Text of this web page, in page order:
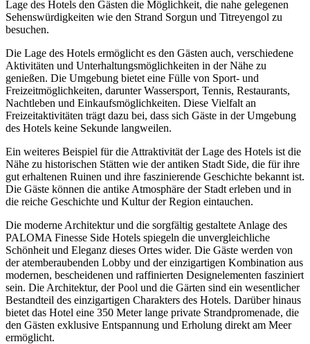
Lage des Hotels den Gästen die Möglichkeit, die nahe gelegenen
Sehenswürdigkeiten wie den Strand Sorgun und Titreyengol zu
besuchen.
Die Lage des Hotels ermöglicht es den Gästen auch, verschiedene
Aktivitäten und Unterhaltungsmöglichkeiten in der Nähe zu
genießen. Die Umgebung bietet eine Fülle von Sport- und
Freizeitmöglichkeiten, darunter Wassersport, Tennis, Restaurants,
Nachtleben und Einkaufsmöglichkeiten. Diese Vielfalt an
Freizeitaktivitäten trägt dazu bei, dass sich Gäste in der Umgebung
des Hotels keine Sekunde langweilen.
Ein weiteres Beispiel für die Attraktivität der Lage des Hotels ist die
Nähe zu historischen Stätten wie der antiken Stadt Side, die für ihre
gut erhaltenen Ruinen und ihre faszinierende Geschichte bekannt ist.
Die Gäste können die antike Atmosphäre der Stadt erleben und in
die reiche Geschichte und Kultur der Region eintauchen.
Die moderne Architektur und die sorgfältig gestaltete Anlage des
PALOMA Finesse Side Hotels spiegeln die unvergleichliche
Schönheit und Eleganz dieses Ortes wider. Die Gäste werden von
der atemberaubenden Lobby und der einzigartigen Kombination aus
modernen, bescheidenen und raffinierten Designelementen fasziniert
sein. Die Architektur, der Pool und die Gärten sind ein wesentlicher
Bestandteil des einzigartigen Charakters des Hotels. Darüber hinaus
bietet das Hotel eine 350 Meter lange private Strandpromenade, die
den Gästen exklusive Entspannung und Erholung direkt am Meer
ermöglicht.